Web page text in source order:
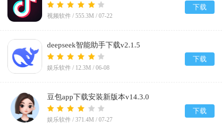
视频软件 / 555.3M / 07-22
下载
deepseek智能助手下载v2.1.5
娱乐软件 / 12.3M / 06-08
下载
豆包app下载安装新版本v14.3.0
娱乐软件 / 371.4M / 07-27
下载